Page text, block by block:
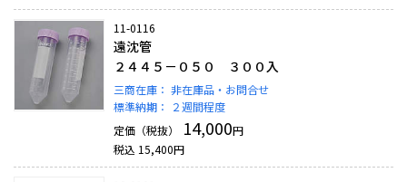
11-0116
遠沈管
２４４５－０５０ ３００入
三商在庫： 非在庫品・お問合せ
標準納期：
２週間程度
定価（税抜）
14,000円
税込 15,400円